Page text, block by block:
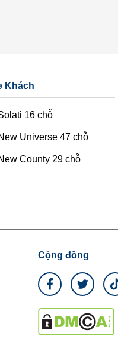
Khách
16 chỗ
Universe 47 chỗ
County 29 chỗ
Cộng đồng